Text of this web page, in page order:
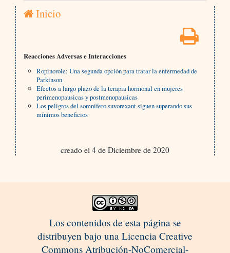
Inicio
Reacciones Adversas e Interacciones
Ropinorole: Una segunda opción para tratar la enfermedad de
Parkinson
Efectos a largo plazo de la terapia hormonal en mujeres
perimenopausicas y postmenopausicas
Los peligros del somnífero suvorexant siguen superando sus
mínimos beneficios
creado el 4 de Diciembre de 2020
Los contenidos de esta página se
distribuyen bajo una Licencia Creative
Commons Atribución-NoComercial-